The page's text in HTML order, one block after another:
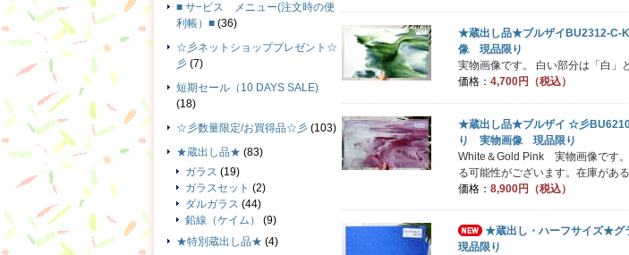
★蔵出し品★ブルザイBU2312-C-
像 現品限り
実物画像です。 白い部分は「白」
価格： 4,700円（税込）
★蔵出し品★ブルザイ ☆彡
り 実物画像 現品限り
White＆Gold Pink 実物画像です。
る可能性がございます。在庫があ
価格： 8,900円（税込）
★蔵出し・ハーフサイズ★
現品限り
■ サ−ビス メニュー(注文時の便
利帳）■ (36)
☆彡ネットショッププレゼント☆
彡 (7)
短期セール（10 DAYS SALE)
(18)
☆彡数量限定/お買得品☆彡 (103)
★蔵出し品★ (83)
ガラス (19)
ガラスセット (2)
ダルガラス (44)
鉛線（ケイム）
(9)
★特別蔵出し品★ (4)